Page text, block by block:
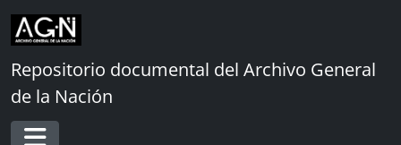
Skip to main content
Repositorio documental del Archivo General
de la Nación